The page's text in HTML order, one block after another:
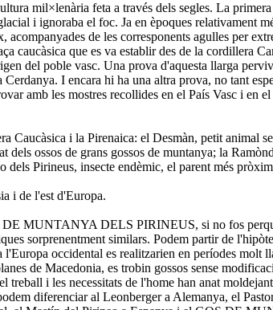
mil×lenària feta a través dels segles. La
i ignoraba el foc. Ja en èpoques relativament
acompanyades de les corresponents agulles per
caucàsica que es va establir des de la cordillera
del poble vasc. Una prova d'aquesta llarga
I encara hi ha una altra prova, no tant
amb les mostres recollides en el País Vasc i
Caucàsica i la Pirenaica: el Desmàn, petit animal
dels ossos de grans gossos de muntanya; la
dels Pirineus, insecte endèmic, el parent més
i de l'est d'Europa.
MUNTANYA DELS PIRINEUS, si no fos
sorprenentment similars. Podem partir de
occidental es realitzarien en períodes
de Macedonia, es trobin gossos sense
i les necessitats de l'home han anat
diferenciar al Leonberger a Alemanya, el